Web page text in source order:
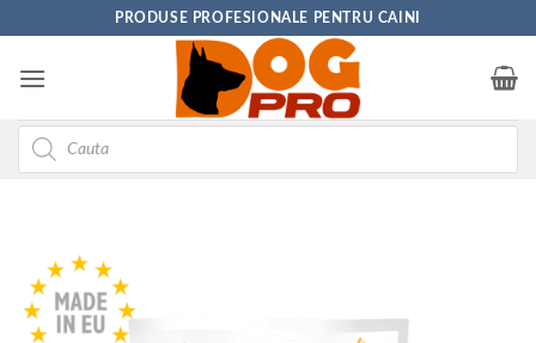
content
PRODUSE PROFESIONALE PENTRU CAINI
Products
search